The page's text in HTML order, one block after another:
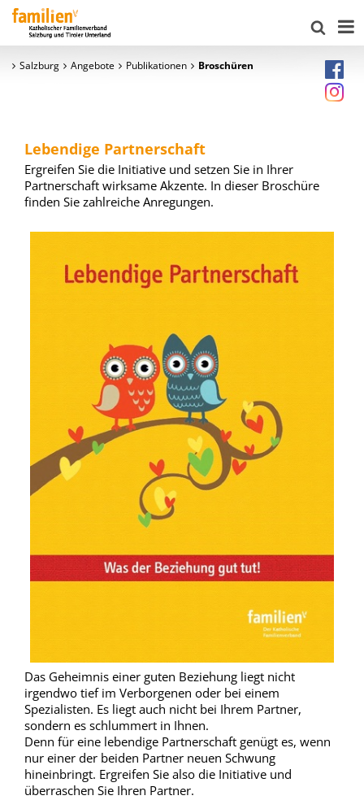
Salzburg Angebote Publikationen Broschüren
Lebendige Partnerschaft
Ergreifen Sie die Initiative und setzen Sie in Ihrer
Partnerschaft wirksame Akzente. In dieser Broschüre
finden Sie zahlreiche Anregungen.
Das Geheimnis einer guten Beziehung liegt nicht
irgendwo tief im Verborgenen oder bei einem
Spezialisten. Es liegt auch nicht bei Ihrem Partner,
sondern es schlummert in Ihnen.
Denn für eine lebendige Partnerschaft genügt es, wenn
nur einer der beiden Partner neuen Schwung
hineinbringt. Ergreifen Sie also die Initiative und
überraschen Sie Ihren Partner.